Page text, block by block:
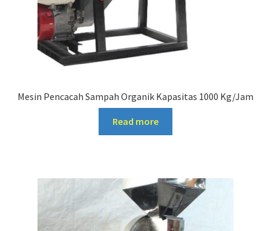
Mesin Pencacah Sampah Organik Kapasitas 1000 Kg/Jam
Read more